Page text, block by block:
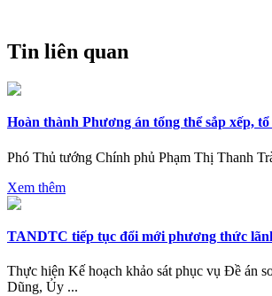
Tin liên quan
Hoàn thành Phương án tổng thể sắp xếp,
Phó Thủ tướng Chính phủ Phạm Thị Thanh
Xem thêm
TANDTC tiếp tục đổi mới phương thức
Thực hiện Kế hoạch khảo sát phục vụ Đề án
Dũng, Ủy ...